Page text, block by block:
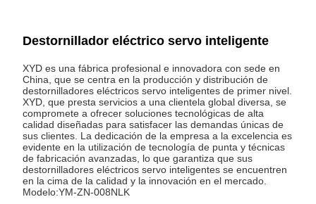
Destornillador eléctrico servo inteligente
XYD es una fábrica profesional e innovadora con sede en
China, que se centra en la producción y distribución de
destornilladores eléctricos servo inteligentes de primer nivel.
XYD, que presta servicios a una clientela global diversa, se
compromete a ofrecer soluciones tecnológicas de alta
calidad diseñadas para satisfacer las demandas únicas de
sus clientes. La dedicación de la empresa a la excelencia es
evidente en la utilización de tecnología de punta y técnicas
de fabricación avanzadas, lo que garantiza que sus
destornilladores eléctricos servo inteligentes se encuentren
en la cima de la calidad y la innovación en el mercado.
Modelo:YM-ZN-008NLK